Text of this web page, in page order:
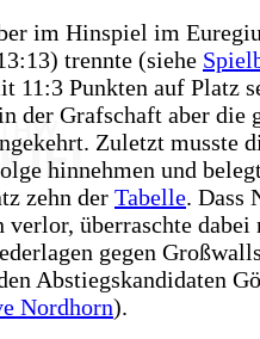
im Hinspiel im
trennte (siehe
11:3 Punkten auf Platz
der Grafschaft aber die
Zuletzt musste
hinnehmen und
zehn der Tabelle. Dass
verlor, überraschte dabei
gegen
Abstiegskandidaten
Nordhorn).